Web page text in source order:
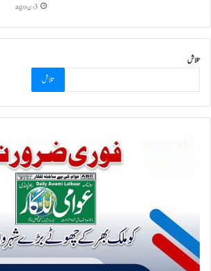
3 دن ago
تلاش
تلاش